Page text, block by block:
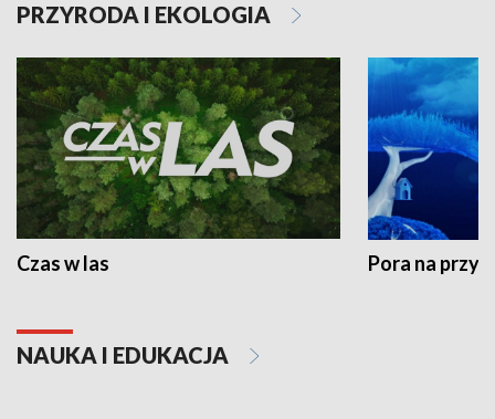
PRZYRODA I EKOLOGIA
Czas w las Pora na
NAUKA I EDUKACJA